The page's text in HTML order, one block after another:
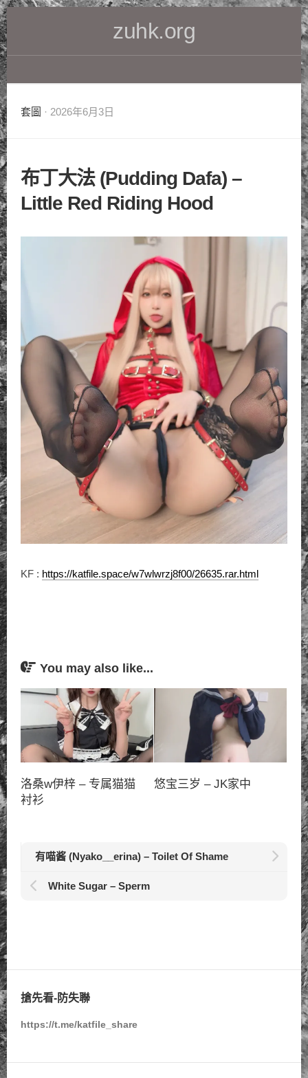
Skip
to
content
zuhk.org
套圖 · 2026年6月3日
布丁大法 (Pudding Dafa) –
Little Red Riding Hood
KF : https://katfile.space/w7wlwrzj8f00/26635.rar.html
You may also like...
洛桑w伊梓 – 专属猫猫
衬衫
悠宝三岁 – JK家中
有喵酱 (Nyako__erina) – Toilet Of Shame
White Sugar – Sperm
搶先看-防失聯
https://t.me/katfile_share